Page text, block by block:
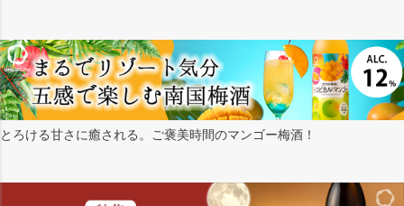
とろける甘さに癒される。ご褒美時間のマンゴー梅酒！